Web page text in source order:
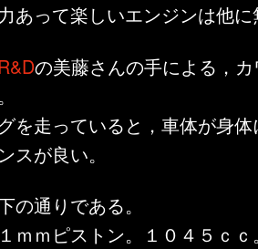
あって楽しいエンジンは他
の美藤さんの手による，
を走っていると，車体が身
スが良い。
の通りである。
ｍｍピストン。１０４５ｃｃ